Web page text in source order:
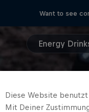
Want to see
Energy
Diese Website
Mit Deiner